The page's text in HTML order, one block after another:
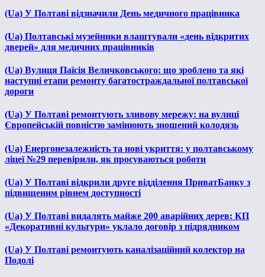
(Ua) У Полтаві відзначили День медичного працівника
(Ua) Полтавські музейники влаштували «день відкритих
дверей» для медичних працівників
(Ua) Вулиця Паїсія Величковського: що зроблено та які
наступні етапи ремонту багатостраждальної полтавської
дороги
(Ua) У Полтаві ремонтують зливову мережу: на вулиці
Європейській повністю замінюють зношений колодязь
(Ua) Енергонезалежність та нові укриття: у полтавському
ліцеї №29 перевірили, як просуваються роботи
(Ua) У Полтаві відкрили друге відділення ПриватБанку з
підвищеним рівнем доступності
(Ua) У Полтаві видалять майже 200 аварійних дерев: КП
«Декоративні культури» уклало договір з підрядником
(Ua) У Полтаві ремонтують каналізаційний колектор на
Подолі